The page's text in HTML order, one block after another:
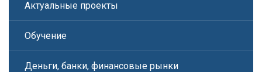
Актуальные проекты
Обучение
Деньги, банки, финансовые рынки